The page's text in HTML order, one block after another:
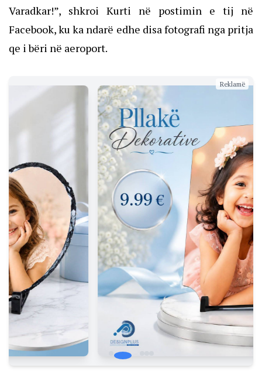
Varadkar!”, shkroi Kurti në postimin e tij në
Facebook, ku ka ndarë edhe disa fotografi nga pritja
qe i bëri në aeroport.
Reklamë